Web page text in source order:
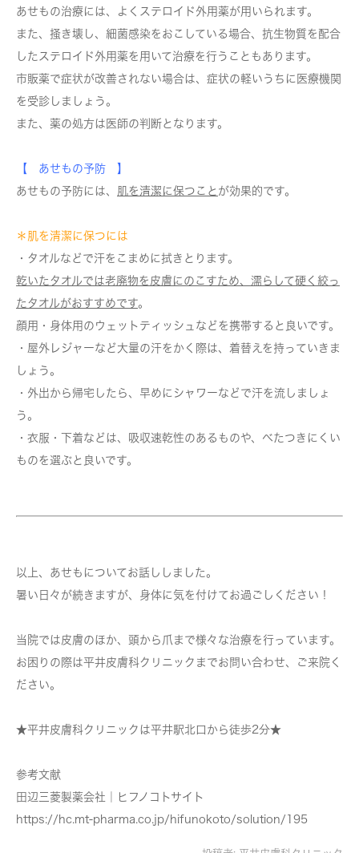
あせもの治療には、よくステロイド外用薬が用いられます。
また、掻き壊し、細菌感染をおこしている場合、抗生物質を配合
したステロイド外用薬を用いて治療を行うこともあります。
市販薬で症状が改善されない場合は、症状の軽いうちに医療機関
を受診しましょう。
また、薬の処方は医師の判断となります。
【 あせもの予防 】
あせもの予防には、 肌を清潔に保つこと が効果的です。
＊肌を清潔に保つには
・タオルなどで汗をこまめに拭きとります。
乾いたタオルでは老廃物を皮膚にのこすため、濡らして硬く絞っ
たタオルがおすすめです。
顔用・身体用のウェットティッシュなどを携帯すると良いです。
・屋外レジャーなど大量の汗をかく際は、着替えを持っていきま
しょう。
・外出から帰宅したら、早めにシャワーなどで汗を流しましょ
う。
・衣服・下着などは、吸収速乾性のあるものや、べたつきにくい
ものを選ぶと良いです。
以上、あせもについてお話ししました。
暑い日々が続きますが、身体に気を付けてお過ごしください！
当院では皮膚のほか、頭から爪まで様々な治療を行っています。
お困りの際は平井皮膚科クリニックまでお問い合わせ、ご来院く
ださい。
★平井皮膚科クリニックは平井駅北口から徒歩2分★
参考文献
田辺三菱製薬会社｜ヒフノコトサイト
https://hc.mt-pharma.co.jp/hifunokoto/solution/195